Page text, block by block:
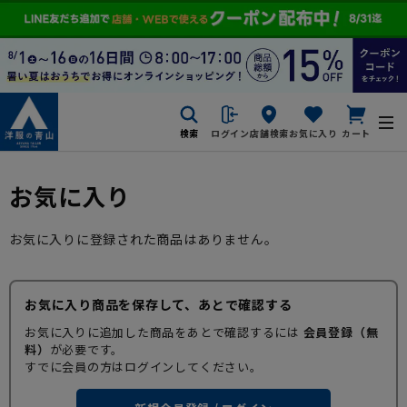
検索 ログイン店舗検索お気に入り カート
お気に入り
お気に入りに登録された商品はありません。
お気に入り商品を保存して、あとで確認する
お気に入りに追加した商品をあとで確認するには 会員登録（無
料） が必要です。
すでに会員の方はログインしてください。